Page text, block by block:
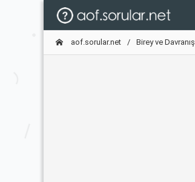
aof.sorular.net Birey ve Davranış